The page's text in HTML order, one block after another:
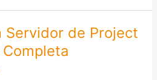
Servidor de Project